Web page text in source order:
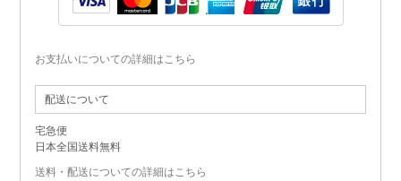
お支払いについての詳細はこちら
配送について
宅急便
日本全国送料無料
送料・配送についての詳細はこちら